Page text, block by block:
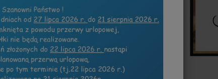
ZAPROSZENIA IN...